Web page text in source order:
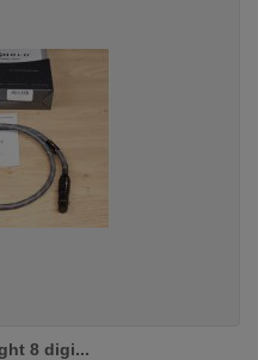
8 digi...